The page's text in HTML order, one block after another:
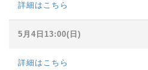
詳細はこちら
5月4日13:00(日)
詳細はこちら